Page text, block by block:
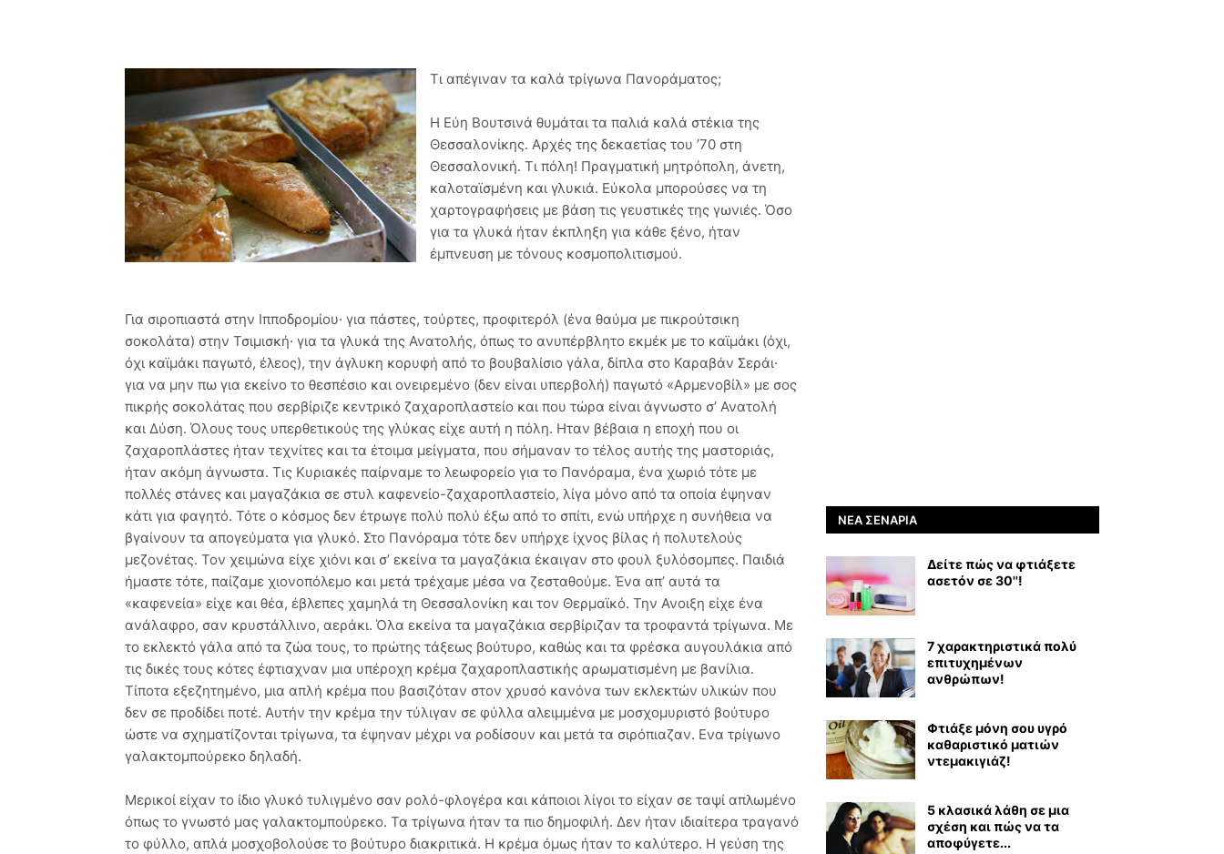
Τι απέγιναν τα καλά τρίγωνα Πανοράματος;
Η Εύη Βουτσινά θυμάται τα παλιά καλά στέκια της
Θεσσαλονίκης. Αρχές της δεκαετίας του ’70 στη
Θεσσαλονική. Τι πόλη! Πραγματική μητρόπολη, άνετη,
καλοταϊσμένη και γλυκιά. Εύκολα μπορούσες να τη
χαρτογραφήσεις με βάση τις γευστικές της γωνιές. Όσο
για τα γλυκά ήταν έκπληξη για κάθε ξένο, ήταν
έμπνευση με τόνους κοσμοπολιτισμού.
Για σιροπιαστά στην Ιπποδρομίου· για πάστες, τούρτες, προφιτερόλ (ένα θαύμα με πικρούτσικη
σοκολάτα) στην Τσιμισκή· για τα γλυκά της Ανατολής, όπως το ανυπέρβλητο εκμέκ με το καϊμάκι (όχι,
όχι καϊμάκι παγωτό, έλεος), την άγλυκη κορυφή από το βουβαλίσιο γάλα, δίπλα στο Καραβάν Σεράι·
για να μην πω για εκείνο το θεσπέσιο και ονειρεμένο (δεν είναι υπερβολή) παγωτό «Αρμενοβίλ» με σος
πικρής σοκολάτας που σερβίριζε κεντρικό ζαχαροπλαστείο και που τώρα είναι άγνωστο σ’ Ανατολή
και Δύση. Όλους τους υπερθετικούς της γλύκας είχε αυτή η πόλη. Ηταν βέβαια η εποχή που οι
ζαχαροπλάστες ήταν τεχνίτες και τα έτοιμα μείγματα, που σήμαναν το τέλος αυτής της μαστοριάς,
ήταν ακόμη άγνωστα. Τις Κυριακές παίρναμε το λεωφορείο για το Πανόραμα, ένα χωριό τότε με
πολλές στάνες και μαγαζάκια σε στυλ καφενείο-ζαχαροπλαστείο, λίγα μόνο από τα οποία έψηναν
κάτι για φαγητό. Τότε ο κόσμος δεν έτρωγε πολύ πολύ έξω από το σπίτι, ενώ υπήρχε η συνήθεια να
βγαίνουν τα απογεύματα για γλυκό. Στο Πανόραμα τότε δεν υπήρχε ίχνος βίλας ή πολυτελούς
μεζονέτας. Τον χειμώνα είχε χιόνι και σ’ εκείνα τα μαγαζάκια έκαιγαν στο φουλ ξυλόσομπες. Παιδιά
ήμαστε τότε, παίζαμε χιονοπόλεμο και μετά τρέχαμε μέσα να ζεσταθούμε. Ένα απ’ αυτά τα
«καφενεία» είχε και θέα, έβλεπες χαμηλά τη Θεσσαλονίκη και τον Θερμαϊκό. Την Ανοιξη είχε ένα
ανάλαφρο, σαν κρυστάλλινο, αεράκι. Όλα εκείνα τα μαγαζάκια σερβίριζαν τα τροφαντά τρίγωνα. Με
το εκλεκτό γάλα από τα ζώα τους, το πρώτης τάξεως βούτυρο, καθώς και τα φρέσκα αυγουλάκια από
τις δικές τους κότες έφτιαχναν μια υπέροχη κρέμα ζαχαροπλαστικής αρωματισμένη με βανίλια.
Τίποτα εξεζητημένο, μια απλή κρέμα που βασιζόταν στον χρυσό κανόνα των εκλεκτών υλικών που
δεν σε προδίδει ποτέ. Αυτήν την κρέμα την τύλιγαν σε φύλλα αλειμμένα με μοσχομυριστό βούτυρο
ώστε να σχηματίζονται τρίγωνα, τα έψηναν μέχρι να ροδίσουν και μετά τα σιρόπιαζαν. Ενα τρίγωνο
γαλακτομπούρεκο δηλαδή.
Μερικοί είχαν το ίδιο γλυκό τυλιγμένο σαν ρολό-φλογέρα και κάποιοι λίγοι το είχαν σε ταψί απλωμένο
όπως το γνωστό μας γαλακτομπούρεκο. Τα τρίγωνα ήταν τα πιο δημοφιλή. Δεν ήταν ιδιαίτερα τραγανό
το φύλλο, απλά μοσχοβολούσε το βούτυρο διακριτικά. Η κρέμα όμως ήταν το καλύτερο. Η γεύση της
ΝΈΑ ΣΕΝΆΡΙΑ
Δείτε πώς να φτιάξετε
ασετόν σε 30''!
7 χαρακτηριστικά πολύ
επιτυχημένων
ανθρώπων!
Φτιάξε μόνη σου υγρό
καθαριστικό ματιών
ντεμακιγιάζ!
5 κλασικά λάθη σε μια
σχέση και πώς να τα
αποφύγετε...